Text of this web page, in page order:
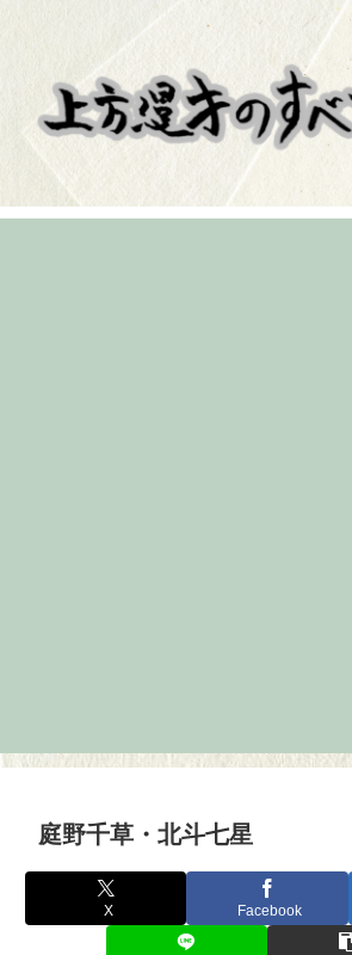
庭野千草・北斗七星
X Facebook